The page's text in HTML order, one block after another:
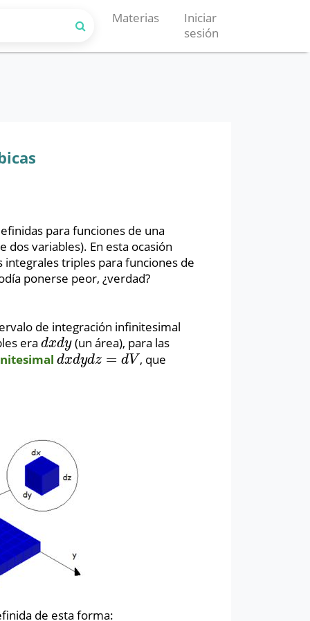
Materias
Iniciar
sesión
para funciones de una
dos variables). En esta ocasión
triples para funciones de
ponerse peor, ¿verdad?
de integración infinitesimal
eradxdy
dxdy (un área), para las
dxdydz = dV
dxdydz= dV
, que
de esta forma: